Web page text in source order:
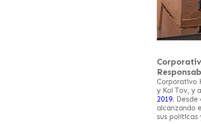
Corporativo
y Kol Tov, y
2019. Desde
alcanzando
sus políticas